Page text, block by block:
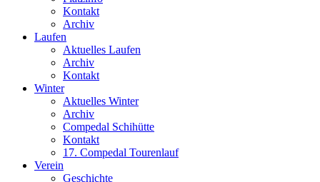
Kontakt
Archiv
Laufen
Aktuelles Laufen
Archiv
Kontakt
Winter
Aktuelles Winter
Archiv
Compedal Schihütte
Kontakt
17. Compedal Tourenlauf
Verein
Geschichte